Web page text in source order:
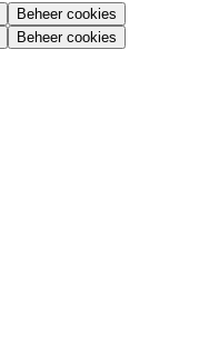
Beheer cookies
Beheer cookies